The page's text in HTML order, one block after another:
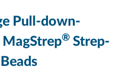
Pull-down-
®Strep-